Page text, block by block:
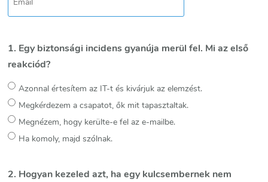
1. Egy biztonsági incidens gyanúja merül fel. Mi az első
reakciód?
Azonnal értesítem az IT-t és kivárjuk az elemzést.
Megkérdezem a csapatot, ők mit tapasztaltak.
Megnézem, hogy kerülte-e fel az e-mailbe.
Ha komoly, majd szólnak.
2. Hogyan kezeled azt, ha egy kulcsembernek nem